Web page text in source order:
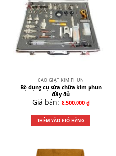
CAO GIẬT KIM PHUN
Bộ dụng cụ sửa chữa kim phun
đầy đủ
Giá bán: 8.500.000 ₫
THÊM VÀO GIỎ HÀNG